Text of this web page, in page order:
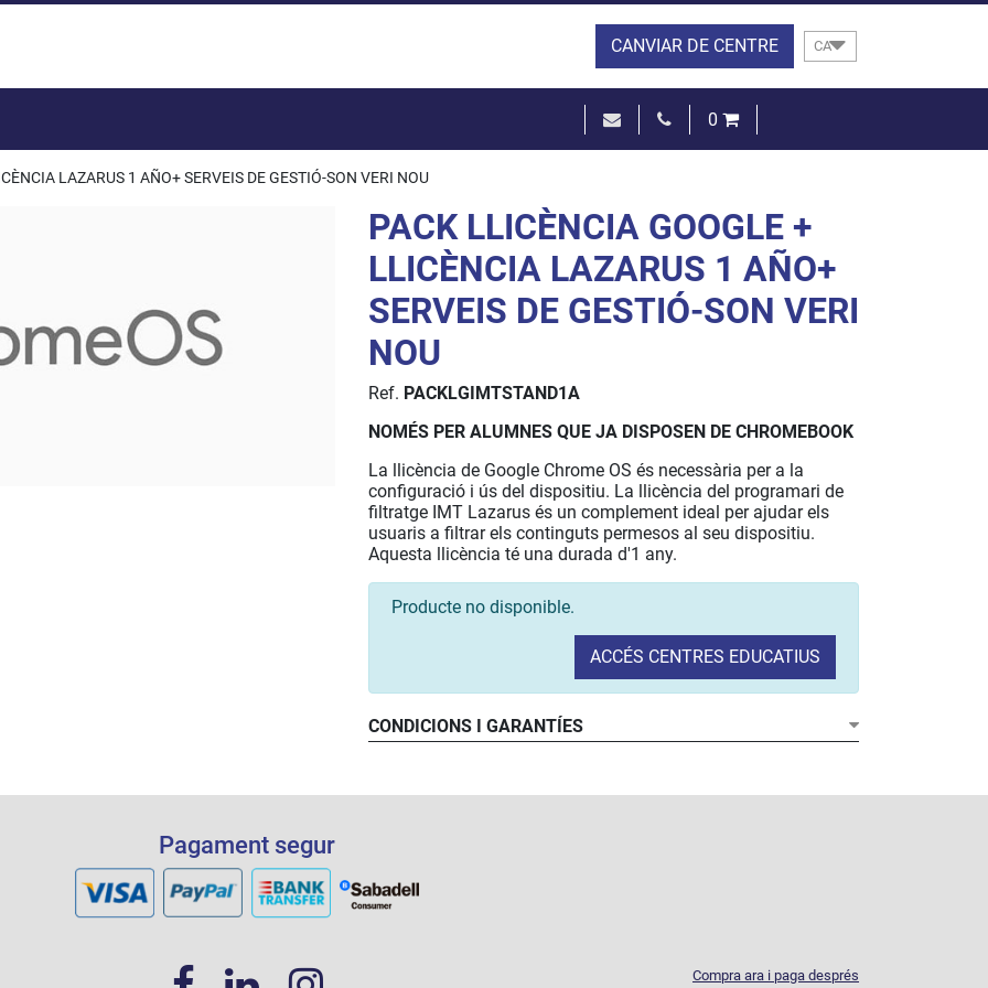
CANVIAR DE CENTRE CA
0
LAZARUS 1 AÑO+ SERVEIS DE GESTIÓ-SON VERI NOU
PACK LLICÈNCIA GOOGLE +
LLICÈNCIA LAZARUS 1 AÑO+
SERVEIS DE GESTIÓ-SON VERI
NOU
Ref. PACKLGIMTSTAND1A
NOMÉS PER ALUMNES QUE JA DISPOSEN DE CHROMEBOOK
La llicència de Google Chrome OS és necessària per a la
configuració i ús del dispositiu. La llicència del programari de
filtratge IMT Lazarus és un complement ideal per ajudar els
usuaris a filtrar els continguts permesos al seu dispositiu.
Aquesta llicència té una durada d'1 any.
Producte no disponible.
ACCÉS CENTRES EDUCATIUS
CONDICIONS I GARANTÍES
Pagament segur
Compra ara i paga després